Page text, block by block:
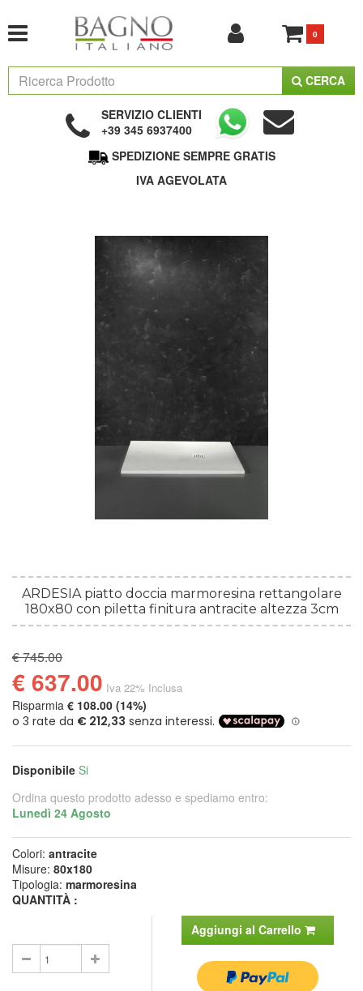
0
CERCA
SERVIZIO CLIENTI
+39 345 6937400
SPEDIZIONE SEMPRE GRATIS
IVA AGEVOLATA
ARDESIA piatto doccia marmoresina rettangolare
180x80 con piletta finitura antracite altezza 3cm
€ 745.00
€ 637.00 Iva 22% Inclusa
Risparmia € 108.00 (14%)
Disponibile Si
Ordina questo prodotto adesso e spediamo entro:
Lunedì 24 Agosto
Colori: antracite
Misure: 80x180
Tipologia: marmoresina
QUANTITÀ :
Aggiungi al Carrello